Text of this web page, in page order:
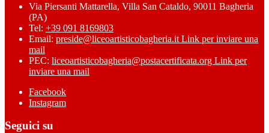
Via Piersanti Mattarella, Villa San Cataldo, 90011 Bagheria
(PA)
Tel: +39 091 8169803
Email: preside@liceoartisticobagheria.it Link per inviare una
mail
PEC: liceoartisticobagheria@postacertificata.org Link per
inviare una mail
Facebook
Instagram
Seguici su